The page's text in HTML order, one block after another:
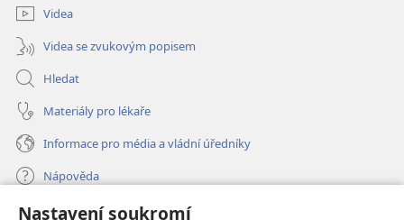
Nastavení soukromí
Videa
Videa se zvukovým popisem
Hledat
Materiály pro lékaře
Informace pro média a vládní úředníky
Nápověda